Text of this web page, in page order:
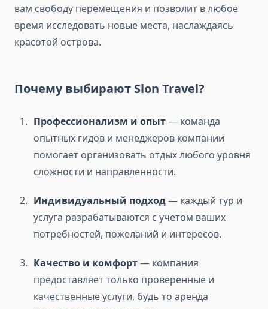
вам свободу перемещения и позволит в любое
время исследовать новые места, наслаждаясь
красотой острова.
Почему выбирают Slon Travel?
Профессионализм и опыт— команда
опытных гидов и менеджеров компании
помогает организовать отдых любого уровня
сложности и направленности.
Индивидуальный подход— каждый тур и
услуга разрабатываются с учетом ваших
потребностей, пожеланий и интересов.
Качество и комфорт— компания
предоставляет только проверенные и
качественные услуги, будь то аренда